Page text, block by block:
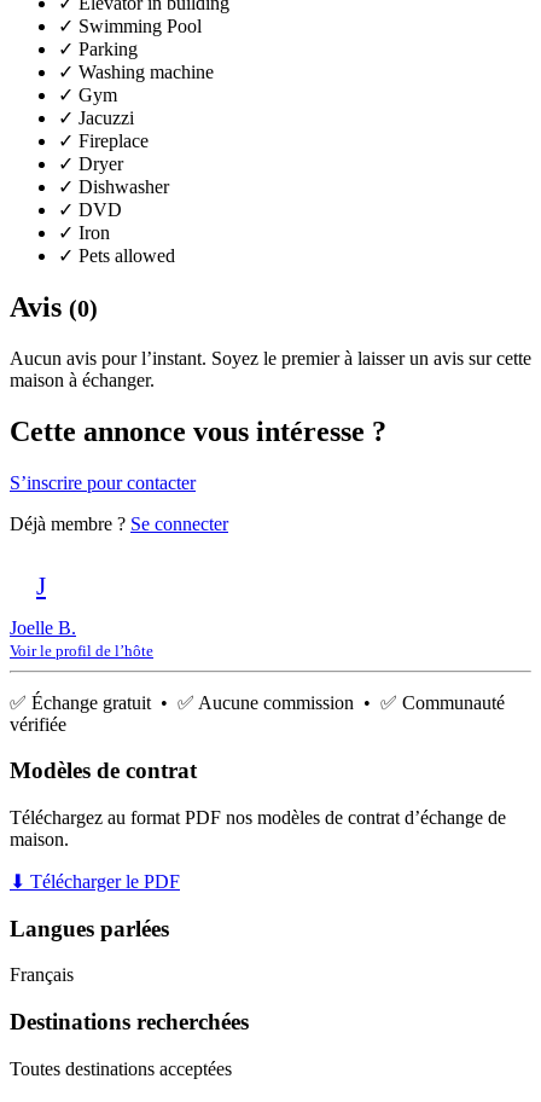
✓ Swimming Pool
✓ Parking
✓ Washing machine
✓ Gym
✓ Jacuzzi
✓ Fireplace
✓ Dryer
✓ Dishwasher
✓ DVD
✓ Iron
✓ Pets allowed
Avis (0)
Aucun avis pour l’instant. Soyez le premier à laisser un avis sur cette
maison à échanger.
Cette annonce vous intéresse ?
S’inscrire pour contacter
Déjà membre ? Se connecter
J
Joelle B.
Voir le profil de l’hôte
✅ Échange gratuit • ✅ Aucune commission • ✅ Communauté
vérifiée
Modèles de contrat
Téléchargez au format PDF nos modèles de contrat d’échange de
maison.
⬇ Télécharger le PDF
Langues parlées
Français
Destinations recherchées
Toutes destinations acceptées